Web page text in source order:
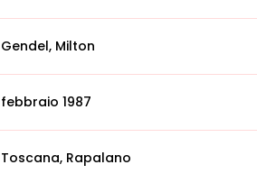
Gendel, Milton
febbraio 1987
Toscana, Rapalano